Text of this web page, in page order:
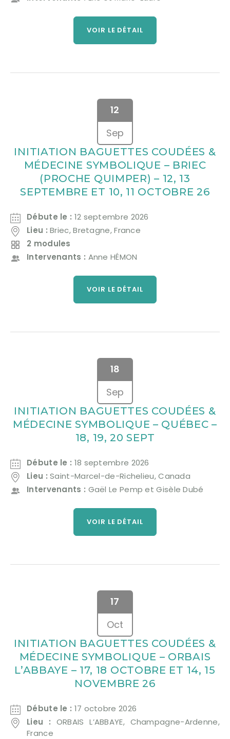
VOIR LE DÉTAIL
12
Sep
INITIATION BAGUETTES COUDÉES &
MÉDECINE SYMBOLIQUE – BRIEC
(PROCHE QUIMPER) – 12, 13
SEPTEMBRE ET 10, 11 OCTOBRE 26
Débute le : 12 septembre 2026
Lieu :Briec, Bretagne, France
2 modules
Intervenants : Anne HÉMON
VOIR LE DÉTAIL
18
Sep
INITIATION BAGUETTES COUDÉES &
MÉDECINE SYMBOLIQUE – QUÉBEC –
18, 19, 20 SEPT
Débute le : 18 septembre 2026
Lieu :Saint-Marcel-de-Richelieu, Canada
Intervenants : Gaël Le Pemp et Gisèle Dubé
VOIR LE DÉTAIL
17
Oct
INITIATION BAGUETTES COUDÉES &
MÉDECINE SYMBOLIQUE – ORBAIS
L’ABBAYE – 17, 18 OCTOBRE ET 14, 15
NOVEMBRE 26
Débute le : 17 octobre 2026
Lieu : ORBAIS L’ABBAYE, Champagne-Ardenne,
France